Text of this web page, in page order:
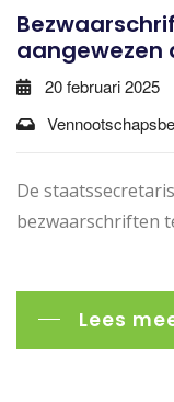
aangewezen
20 februari 2025
De
bezwaarschriften
Lees